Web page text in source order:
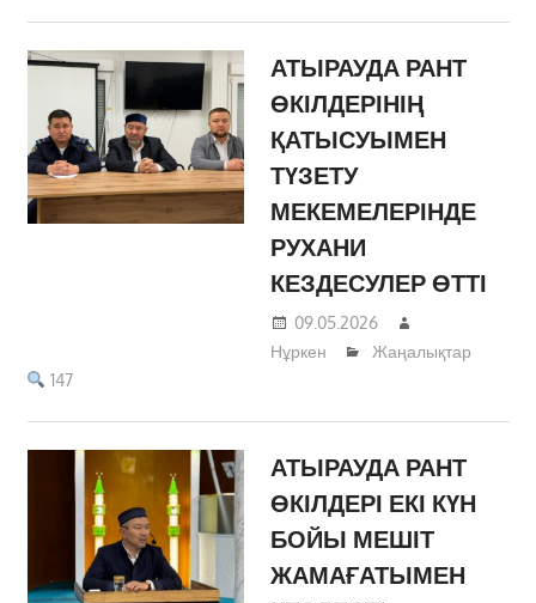
АТЫРАУДА РАНТ
ӨКІЛДЕРІНІҢ
ҚАТЫСУЫМЕН
ТҮЗЕТУ
МЕКЕМЕЛЕРІНДЕ
РУХАНИ
КЕЗДЕСУЛЕР ӨТТІ
09.05.2026
Нұркен
Жаңалықтар
147
АТЫРАУДА РАНТ
ӨКІЛДЕРІ ЕКІ КҮН
БОЙЫ МЕШІТ
ЖАМАҒАТЫМЕН